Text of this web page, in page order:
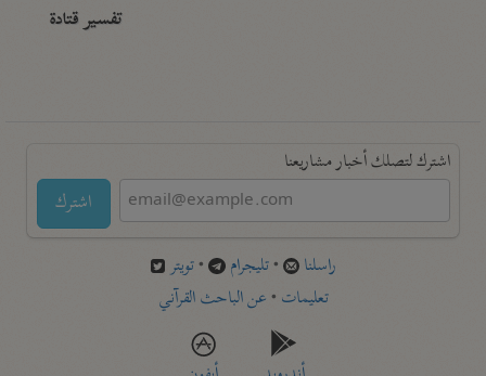
تفسير قتادة
اشترك لتصلك أخبار مشاريعنا
اشترك
راسلنا •تليجرام •تويتر
تعليمات •عن الباحث القرآني